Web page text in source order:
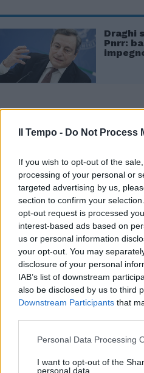
Il Tempo - Do Not Process
If you wish to opt-out of the
processing of your personal or
targeted advertising by us,
section to confirm your
opt-out request is processed
interest-based ads based on
us or personal information
your opt-out. You may
disclosure of your personal
IAB’s list of downstream
also be disclosed by us to third
Downstream Participants that
Personal Data Processing
I want to opt-out of the
personal data.
Draghi
Pnrr: